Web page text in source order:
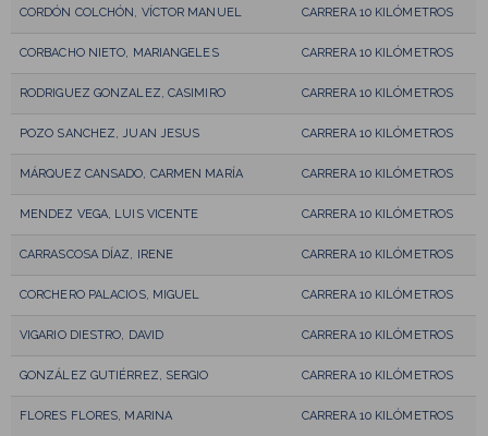
CORDÓN COLCHÓN, VÍCTOR MANUEL CARRERA 10 KILÓMETROS
CORBACHO NIETO, MARIANGELES CARRERA 10 KILÓMETROS
RODRIGUEZ GONZALEZ, CASIMIRO CARRERA 10 KILÓMETROS
POZO SANCHEZ, JUAN JESUS CARRERA 10 KILÓMETROS
MÁRQUEZ CANSADO, CARMEN MARÍA CARRERA 10 KILÓMETROS
MENDEZ VEGA, LUIS VICENTE CARRERA 10 KILÓMETROS
CARRASCOSA DÍAZ, IRENE CARRERA 10 KILÓMETROS
CORCHERO PALACIOS, MIGUEL CARRERA 10 KILÓMETROS
VIGARIO DIESTRO, DAVID CARRERA 10 KILÓMETROS
GONZÁLEZ GUTIÉRREZ, SERGIO CARRERA 10 KILÓMETROS
FLORES FLORES, MARINA CARRERA 10 KILÓMETROS